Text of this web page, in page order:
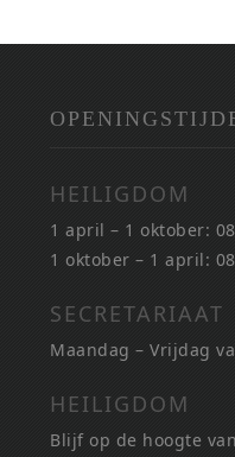
HEILIGDOM
1 april – 1 oktober:
1 oktober – 1 april:
SECRETARIAAT
Maandag – Vrijdag
HEILIGDOM
Blijf op de hoogte